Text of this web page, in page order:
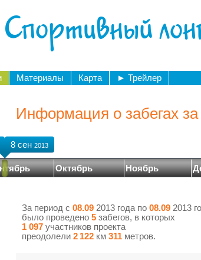
Спортивный
Материалы Карта ► Трейлер
Информация о забегах
Октябрь Ноябрь
8 сен 2013
За период с 08.09 2013 года по 08.09 2013
было проведено 5 забегов, в которых
1 097 участников проекта
преодолели 2 122 км 311 метров.